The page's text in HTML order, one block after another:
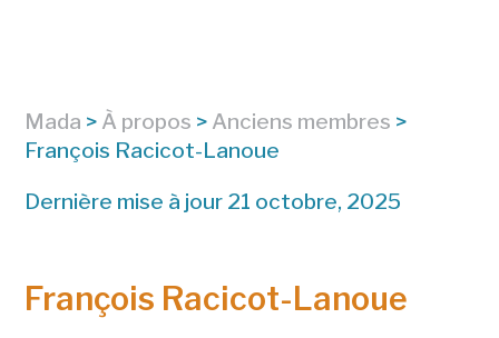
Mada > À propos > Anciens membres >
François Racicot-Lanoue
Dernière mise à jour 21 octobre, 2025
François Racicot-Lanoue